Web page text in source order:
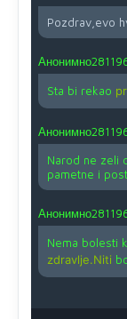
Pozdrav,evo
Sta bi rekao
Narod ne zeli
pametne i
Nema bolesti
zdravlje.Niti